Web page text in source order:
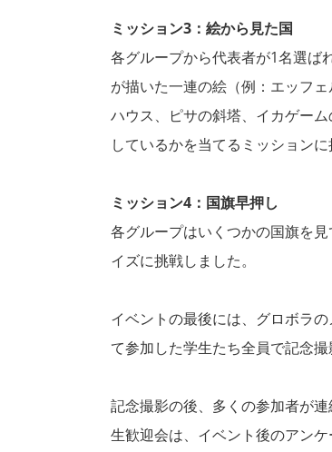
ミッション3：絵から見た国
各グループから代表者が1名選ば
が描いた一連の絵（例：エッフ
ハウス、ピサの斜塔、イカゲー
しているかを当てるミッションに
ミッション4：国旗早押し
各グループはいくつかの国旗を
イズに挑戦しました。
イベントの最後には、グロボラ
て参加した学生たち全員で記念撮
記念撮影の後、多くの参加者が
生歓迎会は、イベント後のアン